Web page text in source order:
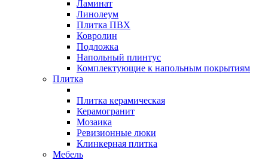
Ламинат
Линолеум
Плитка ПВХ
Ковролин
Подложка
Напольный плинтус
Комплектующие к напольным покрытиям
Плитка
Плитка керамическая
Керамогранит
Мозаика
Ревизионные люки
Клинкерная плитка
Мебель